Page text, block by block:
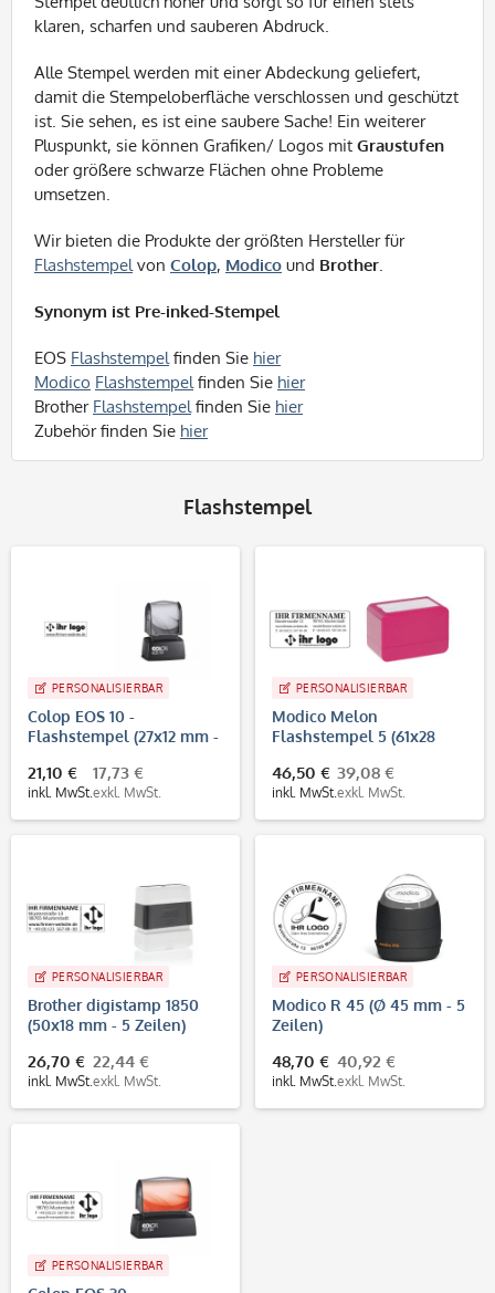
klaren, scharfen und sauberen Abdruck.
Alle Stempel werden mit einer Abdeckung geliefert,
damit die Stempeloberfläche verschlossen und geschützt
ist. Sie sehen, es ist eine saubere Sache! Ein weiterer
Pluspunkt, sie können Grafiken/ Logos mit Graustufen
oder größere schwarze Flächen ohne Probleme
umsetzen.
Wir bieten die Produkte der größten Hersteller für
Flashstempel von Colop, Modico und Brother
Synonym ist Pre-inked-Stempel
EOS Flashstempel finden Sie hier
Modico Flashstempel finden Sie hier
Brother Flashstempel finden Sie hier
Zubehör finden Sie hier
Flashstempel
PERSONALISIERBAR
Colop EOS 10 -
Flashstempel (27x12 mm -
21,10 €
inkl. MwSt.
17,73 €
exkl. MwSt.
PERSONALISIERBAR
Modico Melon
Flashstempel 5 (61x28
46,50 €
inkl. MwSt.
39,08 €
exkl. MwSt.
PERSONALISIERBAR
Brother digistamp 1850
(50x18 mm - 5 Zeilen)
26,70 €
inkl. MwSt.
22,44 €
exkl. MwSt.
PERSONALISIERBAR
Modico R 45 (Ø 45 mm - 5
Zeilen)
48,70 €
inkl. MwSt.
40,92 €
exkl. MwSt.
PERSONALISIERBAR